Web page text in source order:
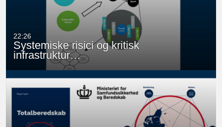
22:26
Systemiske risici og kritisk
infrastruktur…